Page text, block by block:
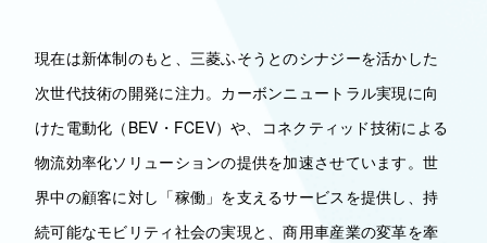
現在は新体制のもと、三菱ふそうとのシナジーを活かした
次世代技術の開発に注力。カーボンニュートラル実現に向
けた電動化（BEV・FCEV）や、コネクティッド技術による
物流効率化ソリューションの提供を加速させています。世
界中の顧客に対し「稼働」を支えるサービスを提供し、持
続可能なモビリティ社会の実現と、商用車産業の変革を牽